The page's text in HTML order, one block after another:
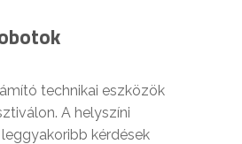
technikai eszközök
A helyszíni
kérdések